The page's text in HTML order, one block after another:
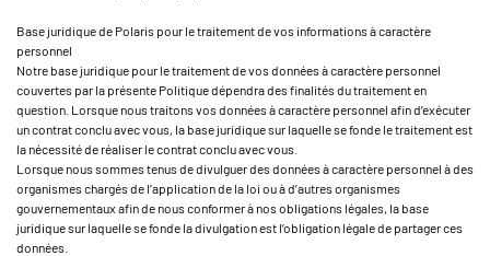
Base juridique de Polaris pour le traitement de vos informations à caractère
personnel
Notre base juridique pour le traitement de vos données à caractère personnel
couvertes par la présente Politique dépendra des finalités du traitement en
question. Lorsque nous traitons vos données à caractère personnel afin d’exécuter
un contrat conclu avec vous, la base juridique sur laquelle se fonde le traitement est
la nécessité de réaliser le contrat conclu avec vous.
Lorsque nous sommes tenus de divulguer des données à caractère personnel à des
organismes chargés de l’application de la loi ou à d’autres organismes
gouvernementaux afin de nous conformer à nos obligations légales, la base
juridique sur laquelle se fonde la divulgation est l’obligation légale de partager ces
données.